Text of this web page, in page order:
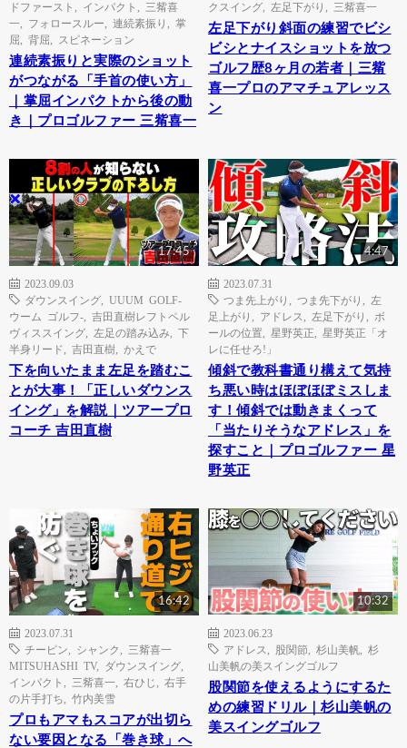
ドファースト
インパクト
三觜喜
一
フォロースルー 連続素振り
掌
屈
背屈 スピネーション
連続素振りと実際のショット
がつながる「手首の使い方」
｜掌屈インパクトから後の動
き｜プロゴルファー 三觜喜一
クスイング
左足下がり 三觜喜一
左足下がり斜面の練習でビシ
ビシとナイスショットを放つ
ゴルフ歴8ヶ月の若者｜三觜
喜一プロのアマチュアレッス
ン
17:45
2023.09.03
ダウンスイング
UUUM GOLF-
ウーム ゴルフ-
吉田直樹レフトペル
ヴィススイング
左足の踏み込み
下
半身リード
吉田直樹 かえで
下を向いたまま左足を踏むこ
とが大事！「正しいダウンス
イング」を解説｜ツアープロ
コーチ 吉田直樹
4:47
2023.07.31
つま先上がり
つま先下がり
左
足上がり
アドレス 左足下がり
ボ
ールの位置
星野英正
星野英正「オ
レに任せろ!」
傾斜で教科書通り構えて気持
ち悪い時はほぼほぼミスしま
す！傾斜では動きまくって
「当たりそうなアドレス」を
探すこと｜プロゴルファー 星
野英正
16:42
2023.07.31
チーピン
シャンク
三觜喜一
MITSUHASHI TV, ダウンスイング
インパクト
三觜喜一 右ひじ
右手
の片手打ち
竹内美雪
プロもアマもスコアが出切ら
ない要因となる「巻き球」へ
10:32
2023.06.23
アドレス
股関節 杉山美帆
杉
山美帆の美スイングゴルフ
股関節を使えるようにするた
めの練習ドリル｜杉山美帆の
美スイングゴルフ